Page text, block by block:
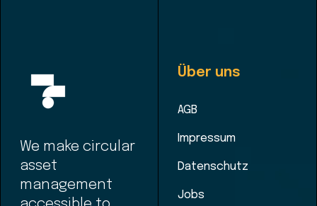
We make circular
asset
management
Über uns
AGB
Impressum
Datenschutz
Jobs